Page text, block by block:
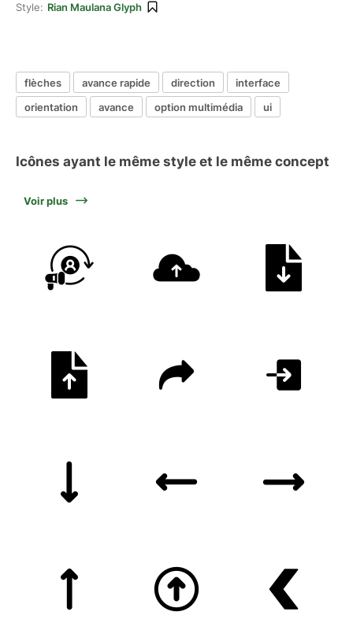
Style: Rian Maulana Glyph
flèches avance rapide direction
interface
orientation
avance option multimédia ui
Icônes ayant le même style et le même concept
Voir plus